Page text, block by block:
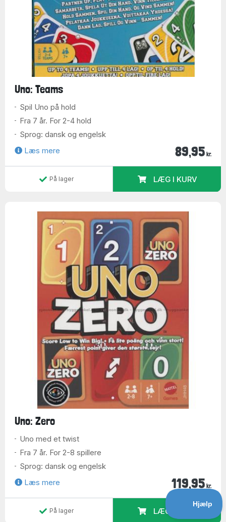
Uno: Teams
Spil Uno på hold
Fra 7 år. For 2-4 hold
Sprog: dansk og engelsk
Læs mere
89,95 kr.
På lager LÆG I KURV
Uno: Zero
Uno med et twist
Fra 7 år. For 2-8 spillere
Sprog: dansk og engelsk
Læs mere
119,95 kr.
På lager LÆG I KURV